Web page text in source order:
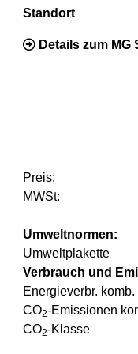
Standort
Details zum MG
Preis:
MWSt:
Umweltnormen:
Umweltplakette
Verbrauch und
Energieverbr. komb.
CO2-Emissionen
CO2-Klasse